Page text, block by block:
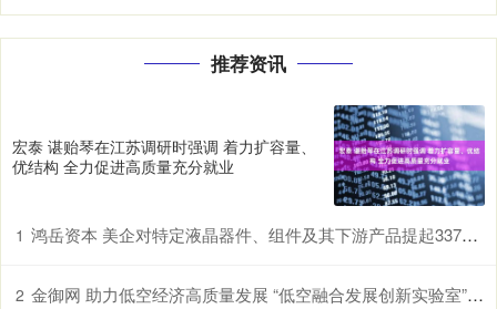
推荐资讯
宏泰 谌贻琴在江苏调研时强调 着力扩容量、
优结构 全力促进高质量充分就业
1 鸿岳资本 美企对特定液晶器件、组件及其下游产品提起337调查申请，多家中企为列名被告
2 金御网 助力低空经济高质量发展 “低空融合发展创新实验室”在鄂揭牌